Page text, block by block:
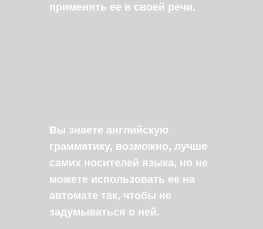
применять ее в своей речи.
Вы знаете английскую
грамматику, возможно, лучше
самих носителей языка, но не
можете использовать ее на
автомате так, чтобы не
задумываться о ней.